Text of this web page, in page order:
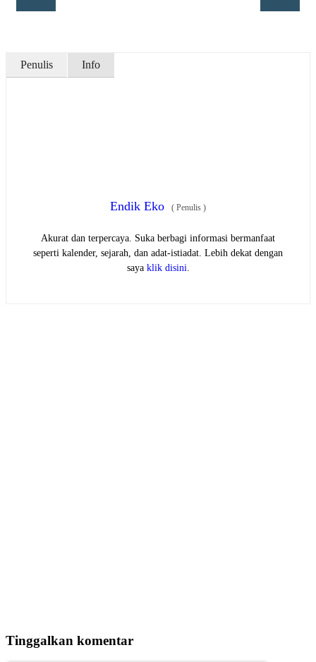
Penulis Info
Endik Eko ( Penulis )
Akurat dan terpercaya. Suka berbagi informasi bermanfaat
seperti kalender, sejarah, dan adat-istiadat. Lebih dekat dengan
saya klik disini
Tinggalkan komentar